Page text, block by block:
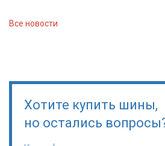
Все новости
Хотите купить шины,
но остались